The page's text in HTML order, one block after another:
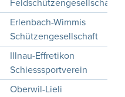
Feldschützengesellschaft
Erlenbach-Wimmis
Schützengesellschaft
Illnau-Effretikon
Schiesssportverein
Oberwil-Lieli